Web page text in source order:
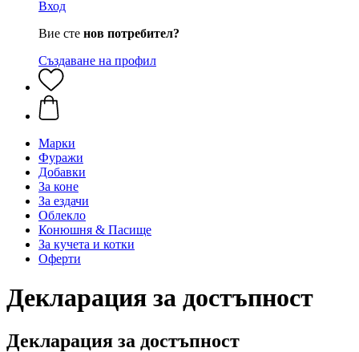
Вход
Вие сте нов потребител?
Създаване на профил
Марки
Фуражи
Добавки
За коне
За ездачи
Облекло
Конюшня & Пасище
За кучета и котки
Оферти
Декларация за достъпност
Декларация за достъпност